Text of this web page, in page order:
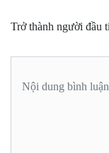
Trở thành người đầu